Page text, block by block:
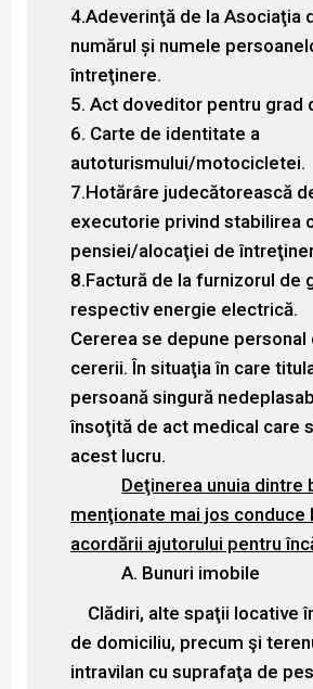
4.Adeverinţă de la Asociaţia
numărul şi numele
întreţinere.
5. Act doveditor pentru grad
6. Carte de identitate a
autoturismului/motocicletei.
7.Hotărâre judecătorească
executorie privind stabilirea
pensiei/alocaţiei de
8.Factură de la furnizorul de
respectiv energie electrică.
Cererea se depune personal
cererii. În situaţia în care
persoană singură
însoţită de act medical care
acest lucru.
Deţinerea unuia dintre
menţionate mai jos conduce
acordării ajutorului pentru
A. Bunuri imobile
Clădiri, alte spaţii locative
de domiciliu, precum şi
intravilan cu suprafaţa de